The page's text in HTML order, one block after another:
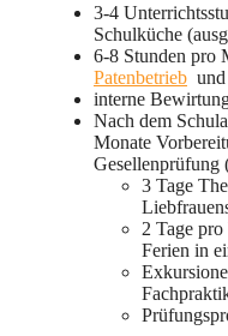
3-4
Schulküche
6-8 Stunden pro
Patenbetrieb
interne
Nach dem
Monate
Gesellenprüfung
3 Tage
2 Tage
Ferien in